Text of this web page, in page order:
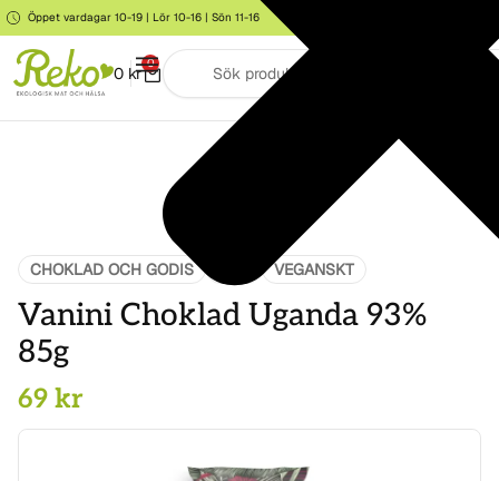
Öppet vardagar 10-19 | Lör 10-16 | Sön 11-16
0 kr
0
CHOKLAD OCH GODIS VEGANSKT
Vanini Choklad Uganda 93%
85g
69 kr